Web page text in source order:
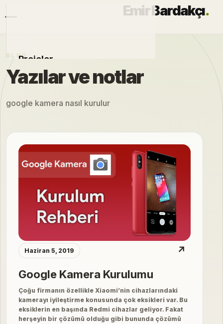
Emir Bardakçı.
Projeler
Otomobiller
Modlar
Hakkımda
Blog
BLOG
Yazılar ve notlar
google kamera nasıl kurulur
Haziran 5, 2019 ↗
Google Kamera Kurulumu
Çoğu firmanın özellikle Xiaomi’nin cihazlarındaki
kamerayı iyileştirme konusunda çok eksikleri var. Bu
eksiklerin en başında Redmi cihazlar geliyor. Fakat
herşeyin bir çözümü olduğu gibi bununda çözümü